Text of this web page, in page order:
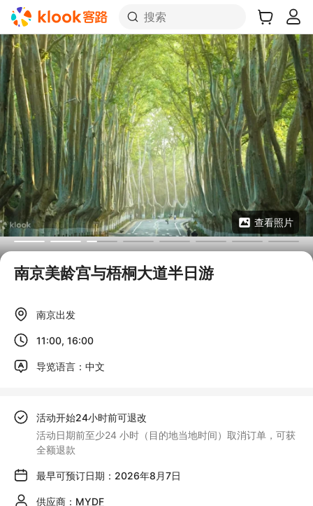
搜索
查看照片
南京美龄宫与梧桐大道半日游
南京出发
11:00, 16:00
导览语言：中文
活动开始24小时前可退改
活动日期前至少24 小时（目的地当地时间）取消订单，可获
全额退款
最早可预订日期：2026年8月7日
供应商： MYDF